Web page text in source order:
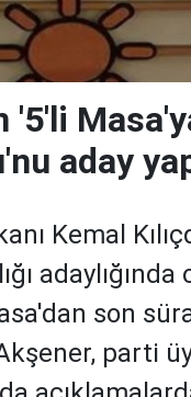
'5'li
aday
Kemal
son
parti